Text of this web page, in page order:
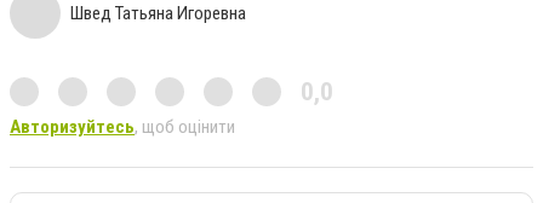
Швед Татьяна Игоревна
0,0
Авторизуйтесь, щоб оцінити